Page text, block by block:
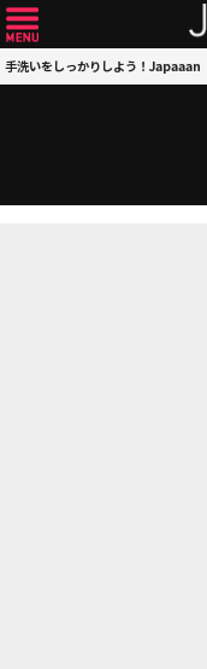
手洗いをしっかりしよう！Japaaan